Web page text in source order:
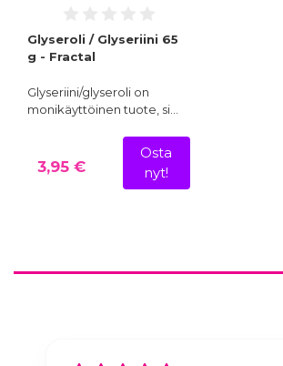
Glyseroli / Glyseriini 65
g - Fractal
Glyseriini/glyseroli on
monikäyttöinen tuote, si…
3,95 €
Osta
nyt!